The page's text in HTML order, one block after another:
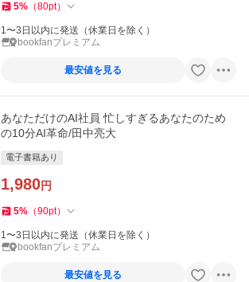
5% （80pt）
1〜3日以内に発送（休業日を除く）
bookfanプレミアム
最安値を見る
あなただけのAI社員 忙しすぎるあなたのため
の10分AI革命/田中亮大
電子書籍あり
1,980円
5% （90pt）
1〜3日以内に発送（休業日を除く）
bookfanプレミアム
最安値を見る